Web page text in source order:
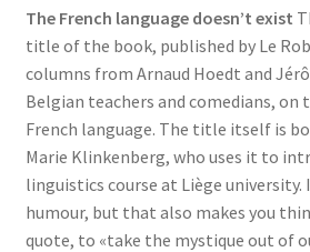
Locations
My Bookings
Private
The French language doesn’t exist
title of the book, published by Le
columns from Arnaud Hoedt and
Belgian teachers and comedians,
French language. The title itself is
Marie Klinkenberg, who uses it to
linguistics course at Liège
humour, but that also makes you
quote, to «take the mystique out of